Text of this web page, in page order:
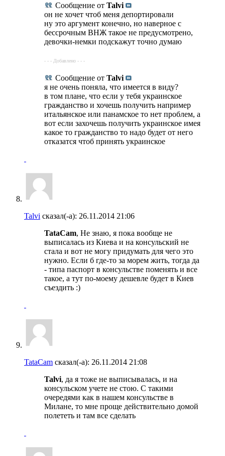
Сообщение от Talvi
он не хочет чтоб меня депортировали
ну это аргумент конечно, но наверное с
бессрочным ВНЖ такое не предусмотрено,
девочки-немки подскажут точно думаю
- - - Добавлено - - -
Сообщение от Talvi
я не очень поняла, что имеется в виду?
в том плане, что если у тебя украинское
гражданство и хочешь получить например
итальянское или панамское то нет проблем, а
вот если захочешь получить украинское имея
какое то гражданство то надо будет от него
отказатся чтоб принять украинское
Talvi сказал(-а): 26.11.2014 21:06
TataCam, Не знаю, я пока вообще не
выписалась из Киева и на консульский не
стала и вот не могу придумать для чего это
нужно. Если б где-то за морем жить, тогда да
- типа паспорт в консульстве поменять и все
такое, а тут по-моему дешевле будет в Киев
съездить :)
TataCam сказал(-а): 26.11.2014 21:08
Talvi, да я тоже не выписывалась, и на
консульском учете не стою. С такими
очередями как в нашем консульстве в
Милане, то мне проще действительно домой
полететь и там все сделать